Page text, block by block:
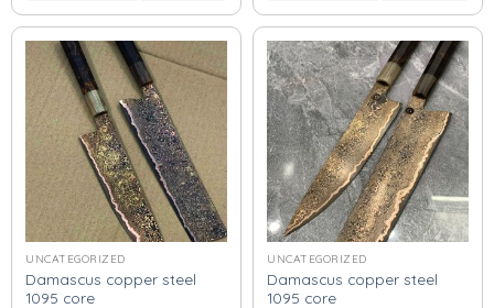
UNCATEGORIZED
Damascus copper steel
1095 core
UNCATEGORIZED
Damascus copper steel
1095 core